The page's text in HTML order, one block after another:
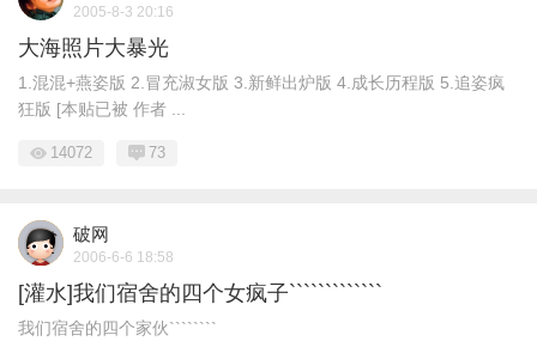
2005-8-3 20:16
大海照片大暴光
1.混混+燕姿版 2.冒充淑女版 3.新鲜出炉版 4.成长历程版 5.追姿疯
狂版 [本贴已被 作者 ...
14072 73
破网
2006-6-6 18:58
[灌水]我们宿舍的四个女疯子`````````````
我们宿舍的四个家伙````````